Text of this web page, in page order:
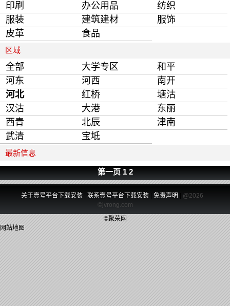
印刷
办公用品
纺织
服装
建筑建材
服饰
皮革
食品
区域
全部 大学专区
和平
河东
河西
南开
河北
红桥
塘沽
汉沽
大港
东丽
西青
北辰
津南
武清
宝坻
最新信息
第一页 12
关于壹号平台下载安装 联系壹号平台下载安装| 免责声明
@2026
©jvrong.com
©聚荣网
网站地图